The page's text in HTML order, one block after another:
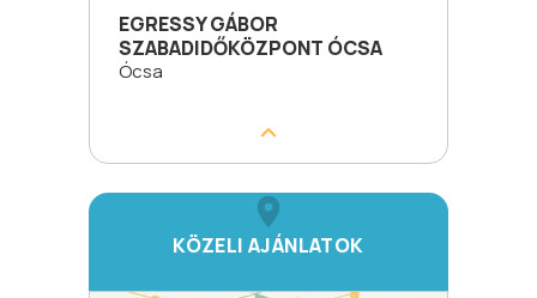
EGRESSY GÁBOR
SZABADIDŐKÖZPONT ÓCSA
Ócsa
KÖZELI AJÁNLATOK